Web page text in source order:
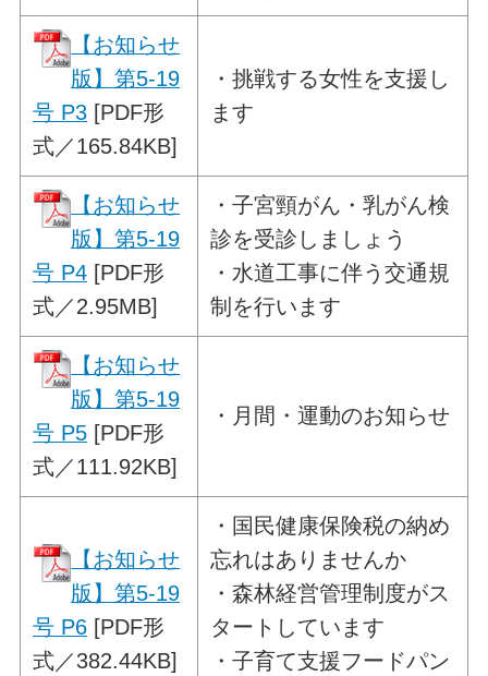
【お知らせ
版】第5-19
号 P3 [PDF形
式／165.84KB]
・挑戦する女性を支援し
ます
【お知らせ
版】第5-19
号 P4 [PDF形
式／2.95MB]
・子宮頸がん・乳がん検
診を受診しましょう
・水道工事に伴う交通規
制を行います
【お知らせ
版】第5-19
号 P5 [PDF形
式／111.92KB]
・ 月間・運動のお知らせ
【お知らせ
版】第5-19
号 P6 [PDF形
式／382.44KB]
・ 国民健康保険税の納め
忘れはありませんか
・森林経営管理制度がス
タートしています
・子育て支援フードパン